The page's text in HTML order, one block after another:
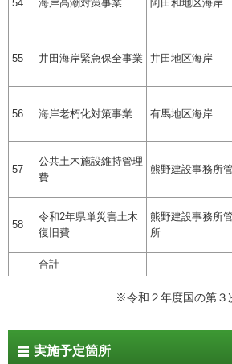
54 海岸高潮対策事業 阿田和地区海岸
55 井田海岸緊急保全事業 井田地区海岸
56 海岸老朽化対策事業 有馬地区海岸
57
公共土木施設維持管理
費
熊野建設事務所
58
令和2年県単災害土木
復旧費
熊野建設事務所
所
合計
※令和２年度国の第３
実施予定箇所